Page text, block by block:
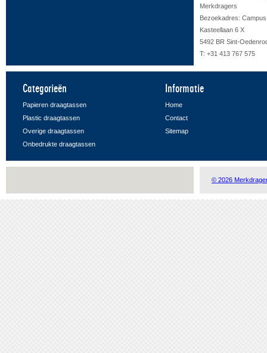
Merkdragers
Bezoekadres:
Kasteellaan 6 X
5492 BR Sint-
T: +31 413 767 575
Categorieën
Papieren draagtassen
Plastic draagtassen
Overige draagtassen
Onbedrukte draagtassen
Informatie
Home
Contact
Sitemap
© 2026